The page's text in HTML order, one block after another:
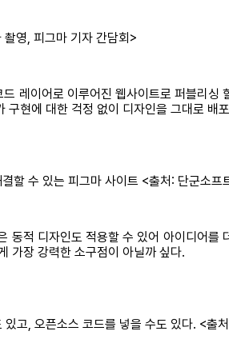
영, 피그마 기자 간담회>
레이어로 이루어진 웹사이트로 퍼블리
현에 대한 걱정 없이 디자인을 그대로 배
할 수 있는 피그마 사이트 <출처: 단군소프
동적 디자인도 적용할 수 있어 아이디어
가장 강력한 소구점이 아닐까 싶다.
고, 오픈소스 코드를 넣을 수도 있다. <출